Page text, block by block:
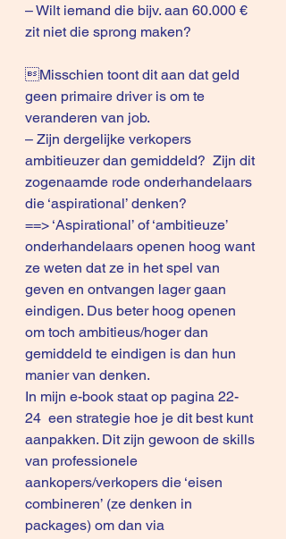
– Wilt iemand die bijv. aan 60.000 €
zit niet die sprong maken?
Misschien toont dit aan dat geld
geen primaire driver is om te
veranderen van job.
– Zijn dergelijke verkopers
ambitieuzer dan gemiddeld?  Zijn dit
zogenaamde rode onderhandelaars
die ‘aspirational’ denken?
==> ‘Aspirational’ of ‘ambitieuze’
onderhandelaars openen hoog want
ze weten dat ze in het spel van
geven en ontvangen lager gaan
eindigen. Dus beter hoog openen
om toch ambitieus/hoger dan
gemiddeld te eindigen is dan hun
manier van denken.
In mijn e-book staat op pagina 22-
24 een strategie hoe je dit best kunt
aanpakken. Dit zijn gewoon de skills
van professionele
aankopers/verkopers die ‘eisen
combineren’ (ze denken in
packages) om dan via